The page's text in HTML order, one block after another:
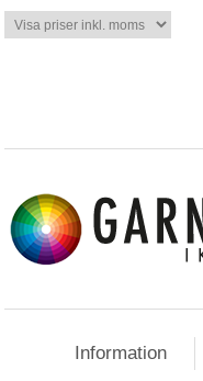
Information